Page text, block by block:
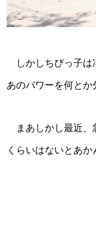
しかしちびっ子は
あのパワーを何と
まあしかし最近、
くらいはないとあか